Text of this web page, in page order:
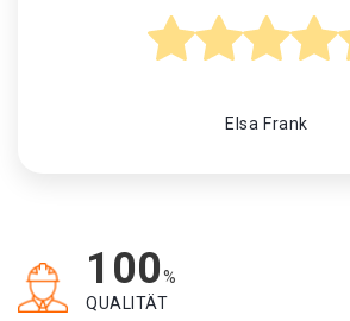
Elsa Frank
100%
QUALITÄT